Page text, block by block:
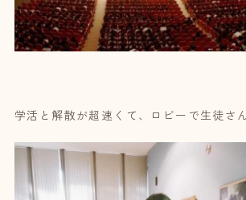
学活と解散が超速くて、ロビーで生徒さ